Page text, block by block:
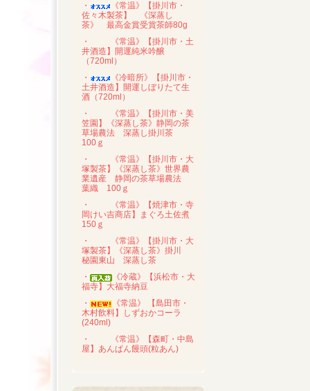
・
《常温》【掛川市・
佐々木製茶】 《深蒸し
茶》 最高金賞受賞茶師80g
・
《常温》【掛川市・土
井酒造】開運純米吟醸
（720ml）
・
《冷暗所》【掛川市・
土井酒造】開運しぼりたて生
酒（720ml）
・
《常温》【掛川市・美
笠園】《深蒸し茶》静岡の茶
草場農法 深蒸し掛川茶
100ｇ
・
《常温》【掛川市・大
塚製茶】《深蒸し茶》世界農
業遺産 静岡の茶草場農法
葉織 100ｇ
・
《常温》【焼津市・寺
岡けい吉商店】まぐろ土佐煮
150ｇ
・
《常温》【掛川市・大
塚製茶】《深蒸し茶》掛川
秘園東山 深蒸し茶
・
《冷蔵》【浜松市・大
福寺】大福寺納豆
・
《常温》 【島田市・
木村飲料】しずおかコーラ
(240ml)
・
《常温》【森町・中島
屋】あんぱん饅頭(粒あん)